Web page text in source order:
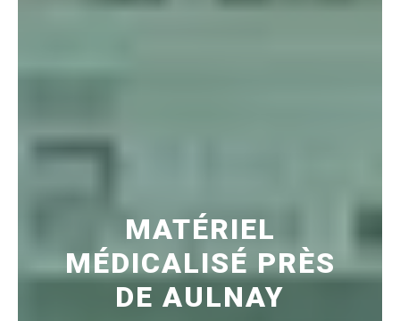
MATÉRIEL
MÉDICALISÉ PRÈS
DE AULNAY